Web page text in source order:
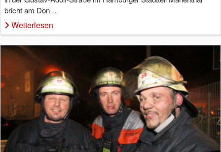
bricht am Don …
Weiterlesen